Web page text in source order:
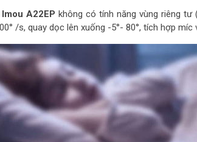
A22EP không có tính năng vùng riêng tư
/s, quay dọc lên xuống -5°- 80°, tích hợp míc